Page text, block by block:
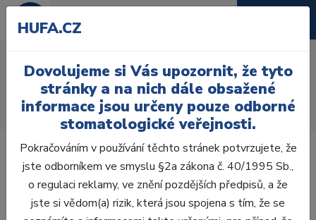
Úvod Laboratoř
Opracování
Leštící kotouče a pomůcky
Acrylic polisher 0642 - 6 ks
HUFA.CZ
Dovolujeme si Vás upozornit, že tyto
stránky a na nich dále obsažené
informace jsou určeny pouze odborné
stomatologické veřejnosti.
Pokračováním v používání těchto stránek potvrzujete, že
jste odborníkem ve smyslu §2a zákona č. 40/1995 Sb.,
o regulaci reklamy, ve znění pozdějších předpisů, a že
jste si vědom(a) rizik, která jsou spojena s tím, že se